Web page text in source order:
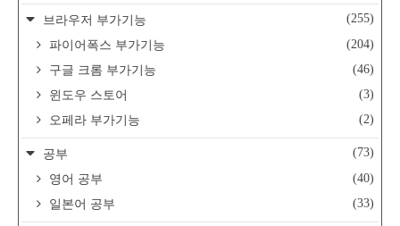
브라우저 부가기능
(255)
파이어폭스 부가기능
(204)
구글 크롬 부가기능
(46)
윈도우 스토어
(3)
오페라 부가기능
(2)
공부
(73)
영어 공부
(40)
일본어 공부
(33)